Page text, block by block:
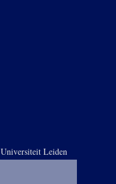
Universiteit Leiden